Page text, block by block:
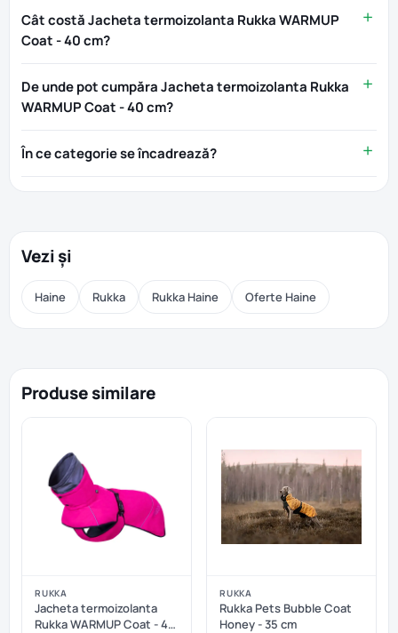
Cât costă Jacheta termoizolanta Rukka WARMUP
Coat - 40 cm?
De unde pot cumpăra Jacheta termoizolanta Rukka
WARMUP Coat - 40 cm?
În ce categorie se încadrează?
Vezi și
Haine Rukka Rukka Haine Oferte Haine
Produse similare
RUKKA
Jacheta termoizolanta
Rukka WARMUP Coat - 45
RUKKA
Rukka Pets Bubble Coat
Honey - 35 cm